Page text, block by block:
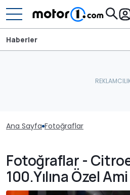
Haberler
Ana Sayfa Fotoğraflar
Fotoğraflar -
100.Yılına Özel